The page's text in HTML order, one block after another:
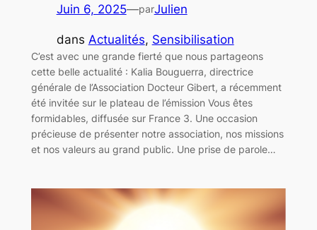
Juin 6, 2025—parJulien
dans Actualités, Sensibilisation
C’est avec une grande fierté que nous partageons
cette belle actualité : Kalia Bouguerra, directrice
générale de l’Association Docteur Gibert, a récemment
été invitée sur le plateau de l’émission Vous êtes
formidables, diffusée sur France 3. Une occasion
précieuse de présenter notre association, nos missions
et nos valeurs au grand public. Une prise de parole…